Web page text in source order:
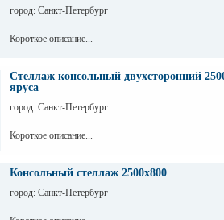
город: Санкт-Петербург
Короткое описание...
Стеллаж консольный двухсторонний
яруса
город: Санкт-Петербург
Короткое описание...
Консольный стеллаж 2500х800
город: Санкт-Петербург